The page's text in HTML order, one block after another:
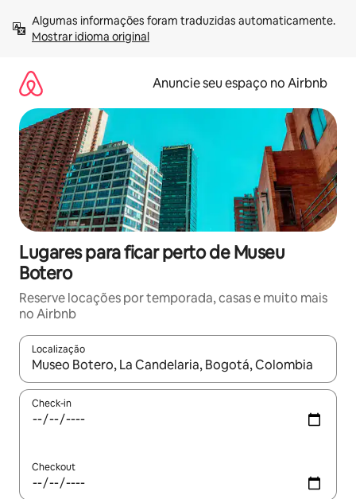
para
Mostrar idioma original
Anuncie seu espaço no Airbnb
Lugares para ficar perto de Museu
Botero
Reserve locações por temporada, casas e muito mais
no Airbnb
Localização
Quando os resultados estiverem disponíveis, explore-os
Check-in
Checkout